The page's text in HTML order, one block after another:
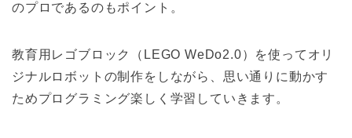
のプロであるのもポイント。
教育用レゴブロック（LEGO WeDo2.0）を使ってオリ
ジナルロボットの制作をしながら、思い通りに動かす
ためプログラミング楽しく学習していきます。